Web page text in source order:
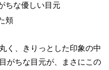
ちな優しい目元
頬
く、きりっとした印象の中
がちな目元が、まさにこの